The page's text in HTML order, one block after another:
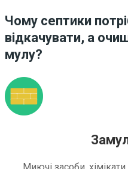
Чому септики
відкачувати, а
мулу?